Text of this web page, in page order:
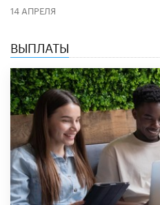
14 АПРЕЛЯ
ВЫПЛАТЫ